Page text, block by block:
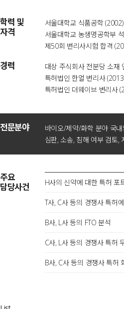
학력 및
자격
서울대학교 식품공학 (2002)
서울대학교 농생명공학부
제50회 변리사시험 합격
경력
대상 주식회사 전분당 소재
특허법인 한얼 변리사
특허법인 더웨이브 변리사
전문분야
바이오/제약/화학 분야 국
심판, 소송, 침해 여부 검토,
주요
담당사건
H사의 신약에 대한 특허 포
T사, C사 등의 경쟁사 특허
B사, L사 등의 FTO 분석
C사, L사 등의 경쟁사 특허
B사, C사 등의 경쟁사 특허